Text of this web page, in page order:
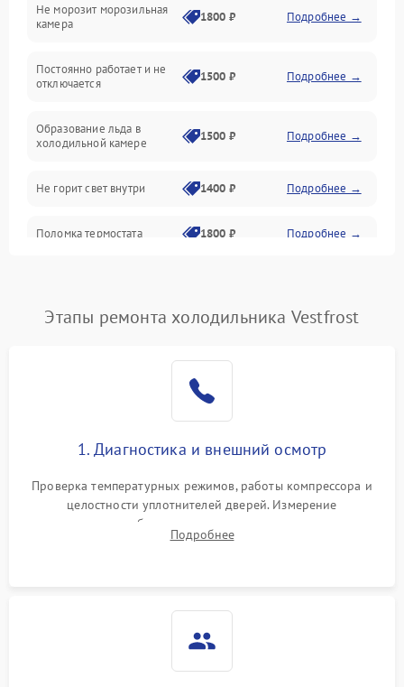
Дренаж
Не морозит морозильная
камера
1800 ₽ Подробнее →
Постоянно работает и не
отключается
1500 ₽ Подробнее →
Образование льда в
холодильной камере
1500 ₽ Подробнее →
Не горит свет внутри 1400 ₽ Подробнее →
Поломка термостата 1800 ₽ Подробнее →
Поломка системы No Frost 2600 ₽ Подробнее →
работе
2000 ₽ Подробнее →
1000 ₽
1800 ₽
Этапы ремонта холодильника Vestfrost
1. Диагностика и внешний осмотр
Проверка температурных режимов, работы компрессора и
целостности уплотнителей дверей. Измерение
сопротивления обмоток мотора, проверка термостата и
считывание кодов ошибок с электронного дисплея.
Подробнее